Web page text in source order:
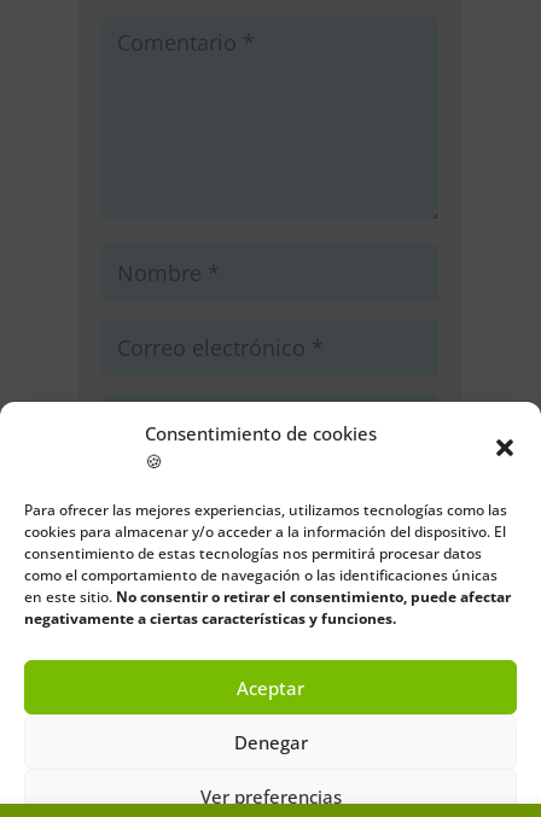
Consentimiento de cookies
🍪
Para ofrecer las mejores experiencias, utilizamos tecnologías como las
cookies para almacenar y/o acceder a la información del dispositivo. El
consentimiento de estas tecnologías nos permitirá procesar datos
como el comportamiento de navegación o las identificaciones únicas
en este sitio. No consentir o retirar el consentimiento, puede afectar
negativamente a ciertas características y funciones.
Aceptar
Denegar
Ver preferencias
electrónico y web en este navegador
para la próxima vez que comente.
Enviar comentario